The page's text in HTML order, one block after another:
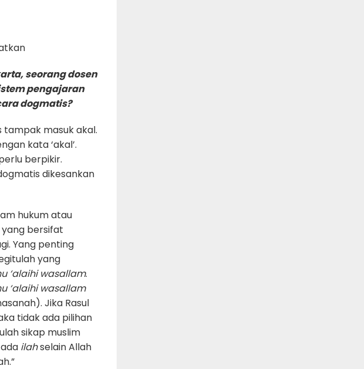
seorang dosen
pengajaran
dogmatis?
masuk akal.
kata ‘akal’.
berpikir.
dikesankan
hukum atau
bersifat
Yang penting
yang
‘alaihi wasallam.
‘alaihi wasallam
Jika Rasul
tidak ada pilihan
sikap muslim
ilahselain Allah